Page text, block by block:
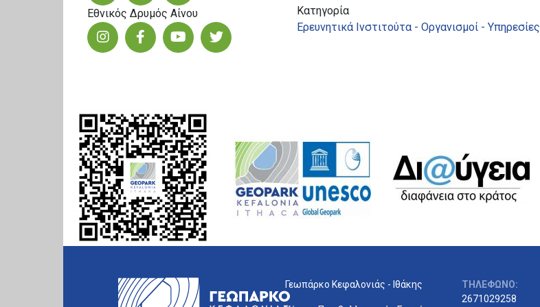
Κατηγορία
Ερευνητικά Ινστιτούτα - Οργανισμοί - Υπηρεσίες
Εθνικός Δρυμός Αίνου
Γεωπάρκο Κεφαλονιάς - Ιθάκης
ΤΗΛΕΦΩΝΟ:
2671029258